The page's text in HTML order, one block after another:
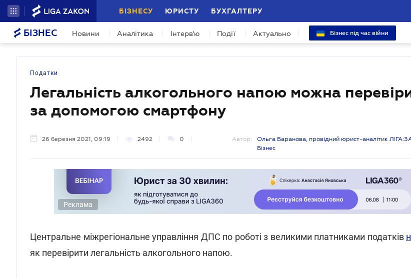
БІЗНЕСУ ЮРИСТУ БУХГАЛТЕРУ
БІЗНЕС Новини Аналітика Інтерв'ю Події Актуально Бізнес під час війни
Податки
Легальність алкогольного напою можна
за допомогою смартфону
26 березня 2021, 09:19 2492 0 Автор:
Ольга Баранова, провідний юрист-аналітик
Бізнес
Реклама
Центральне міжрегіональне управління ДПС по роботі з великими платниками податків
як перевірити легальність алкогольного напою.